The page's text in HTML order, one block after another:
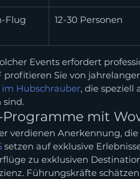
Flug 12-30 Personen
Events erfordert
profitieren Sie von
Hubschrauber, die speziell
mit
verdienen Anerkennung,
setzen auf exklusive
zu exklusiven
Führungskräfte